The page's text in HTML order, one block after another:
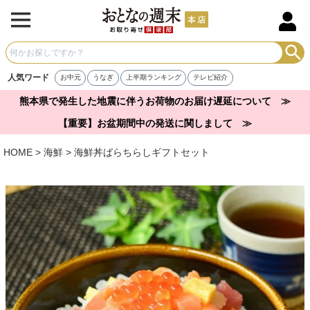
人気ワード お中元 うなぎ 上半期ランキング テレビ紹介
熊本県で発生した地震に伴うお荷物のお届け遅延について ≫
【重要】お盆期間中の発送に関しまして ≫
HOME 海鮮 海鮮丼ばらちらしギフトセット